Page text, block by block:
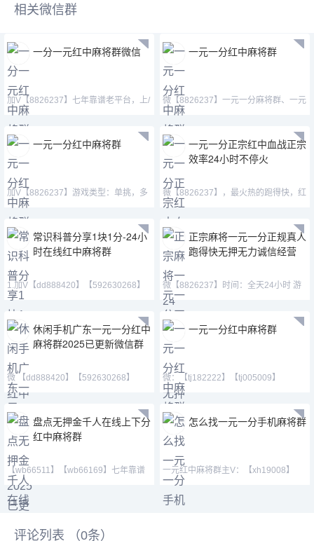
相关微信群
一分一元红中麻将群微信
加V【8826237】七年靠谱老平台，上/
下比例一样无差价。
一元一分红中麻将群
微【8826237】一元一分麻将群、一元
红中麻将微信群，加
一元一分红中麻将群
加V【8826237】游戏类型：单挑，多
人，亲友圈模式、秒上下一
一元一分正宗红中血战正宗
效率24小时不停火
薇【8826237】，最火热的跑得快，红
中,血战，等等。自助上下
常识科普分享1块1分-24小
时在线红中麻将群
1.加V【dd888420】【592630268】
【jk881883】QQ(5926
正宗麻将一元一分正规真人
跑得快无押无力诚信经营
微【8826237】时间：全天24小时 游
戏类型：单挑，多人，亲友圈
休闲手机广东一元一分红中
麻将群2025已更新微信群
微 【dd888420】【592630268】
一元一分红中麻将群
微：【tj182222】【tj005009】
盘点无押金千人在线上下分
红中麻将群
【wb66511】【wb66169】七年靠谱
老平台，我不能保证你能
怎么找一元一分手机麻将群
一元红中麻将群主V：【xh19008】
【xh29008】【tj19008】
评论列表 （0条）